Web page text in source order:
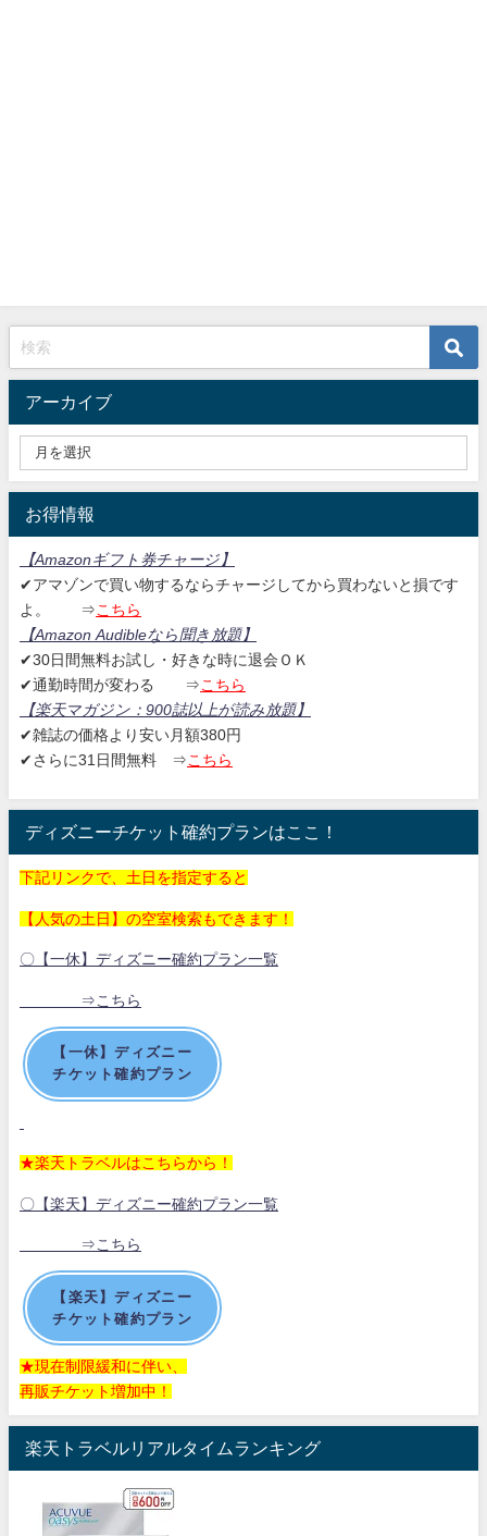
アーカイブ
お得情報
【Amazonギフト券チャージ 】
✔アマゾンで買い物するならチャージしてから買わないと損です
よ。
⇒ こちら
【Amazon Audibleなら聞き放題】
✔30日間無料お試し・好きな時に退会ＯＫ
✔通勤時間が変わる ⇒ こちら
【楽天マガジン： 900誌以上が読み放題】
✔雑誌の価格より安い月額380円
✔さらに31日間無料 ⇒ こちら
ディズニーチケット確約プランはここ！
下記リンクで、土日を指定すると
【人気の土日】の空室検索もできます！
〇【一休】ディズニー確約プラン一覧
⇒こちら
【一休】ディズニー
チケット確約プラン
★楽天トラベルはこちらから！
〇【楽天】ディズニー確約プラン一覧
⇒こちら
【楽天】ディズニー
チケット確約プラン
★現在制限緩和に伴い、
再販チケット増加中！
楽天トラベルリアルタイムランキング